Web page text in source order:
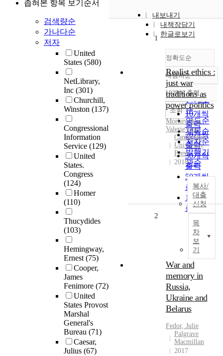
좁혀본 항목 보기순서
검색량순
가나다순
저자
United
States (580)
NetLibrary,
Inc (301)
Churchill,
Winston (137)
Congressional
Information
Service (129)
United
States.
Congress
(124)
Homer
(110)
Thucydides
(103)
Hemingway,
Ernest(75)
Cooper,
James
Fenimore (72)
United
States Provost
Marshal
General's
Bureau (71)
Caesar,
Julius (67)
내보내기
내책장담기
한글로보기
정확도순
정확도
순
인기도
순
연도순
제목순
저자순
발행기
관순
내림차순
내림차순
10개씩 출력
10개씩
출력
20개씩
출력
30개씩
출력
50개씩
출력
100개씩
출력
조회
1
Realist ethics :
just war
traditions as
power politics
Morkevicius,
Valerie Ona
Cambridge
University
Press
2018
복사/
대출
신청
목
차
보
기
2
War and
memory in
Russia,
Ukraine and
Belarus
Fedor, Julie
Palgrave
Macmillan
2017